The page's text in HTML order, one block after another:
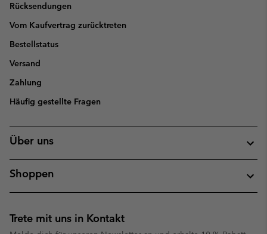
Rücksendungen
Vom Kaufvertrag zurücktreten
Bestellstatus
Versand
Zahlung
Häufig gestellte Fragen
Über uns
Shoppen
Trete mit uns in Kontakt